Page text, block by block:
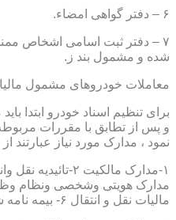
۶ – دفتر گواهی امضاء.
۷ – دفتر ثبت اسامی اشخاص
شده و مشمول بند ز.
معاملات خودروهای مشمول
برای تنظیم اسناد خودرو ابتدا
و پس از تطابق با مقررات
نمود ، مدارک مورد نیاز عبارتند از
مالیات نقل و انتقال ۶- بیمه نامه شخص ثالث معتبر ۷-کارت سوخت